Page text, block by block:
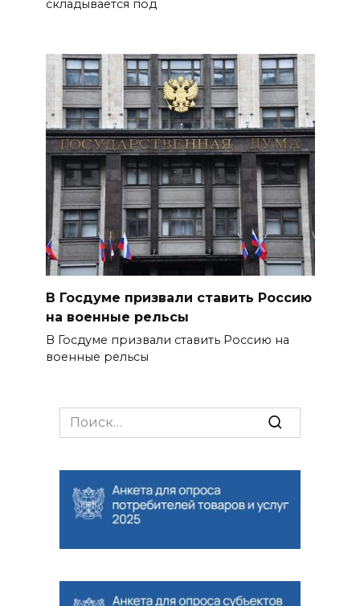
складывается под
В Госдуме призвали ставить Россию
на военные рельсы
В Госдуме призвали ставить Россию на
военные рельсы
Search
for: